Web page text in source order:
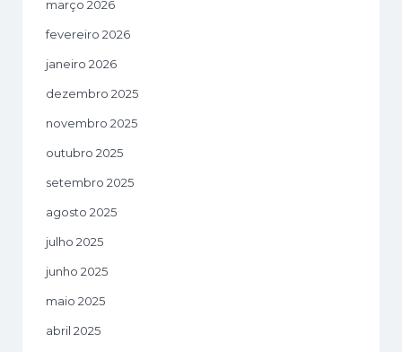
março 2026
fevereiro 2026
janeiro 2026
dezembro 2025
novembro 2025
outubro 2025
setembro 2025
agosto 2025
julho 2025
junho 2025
maio 2025
abril 2025